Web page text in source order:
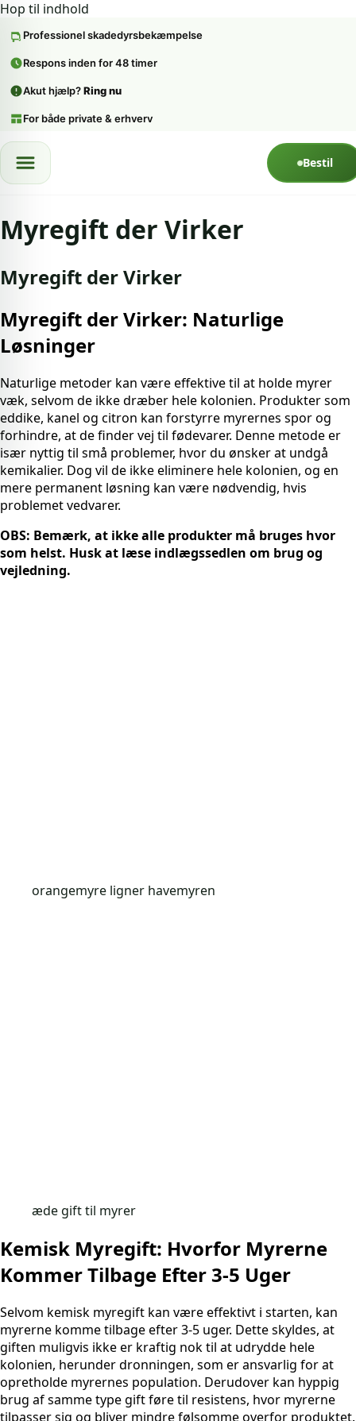
Hop til indhold
Professionel skadedyrsbekæmpelse
Respons inden for 48 timer
Akut hjælp?Ring nu
For både private & erhverv
Spring til indhold
Bestil
Myregift der Virker
Myregift der Virker
Myregift der Virker: Naturlige
Løsninger
Naturlige metoder kan være effektive til at holde myrer
væk, selvom de ikke dræber hele kolonien. Produkter som
eddike, kanel og citron kan forstyrre myrernes spor og
forhindre, at de finder vej til fødevarer. Denne metode er
især nyttig til små problemer, hvor du ønsker at undgå
kemikalier. Dog vil de ikke eliminere hele kolonien, og en
mere permanent løsning kan være nødvendig, hvis
problemet vedvarer.
OBS: Bemærk, at ikke alle produkter må bruges hvor
som helst. Husk at læse indlægssedlen om brug og
vejledning.
orangemyre ligner havemyren
æde gift til myrer
Kemisk Myregift: Hvorfor Myrerne
Kommer Tilbage Efter 3-5 Uger
Selvom kemisk myregift kan være effektivt i starten, kan
myrerne komme tilbage efter 3-5 uger. Dette skyldes, at
giften muligvis ikke er kraftig nok til at udrydde hele
kolonien, herunder dronningen, som er ansvarlig for at
opretholde myrernes population. Derudover kan hyppig
brug af samme type gift føre til resistens, hvor myrerne
tilpasser sig og bliver mindre følsomme overfor produktet.